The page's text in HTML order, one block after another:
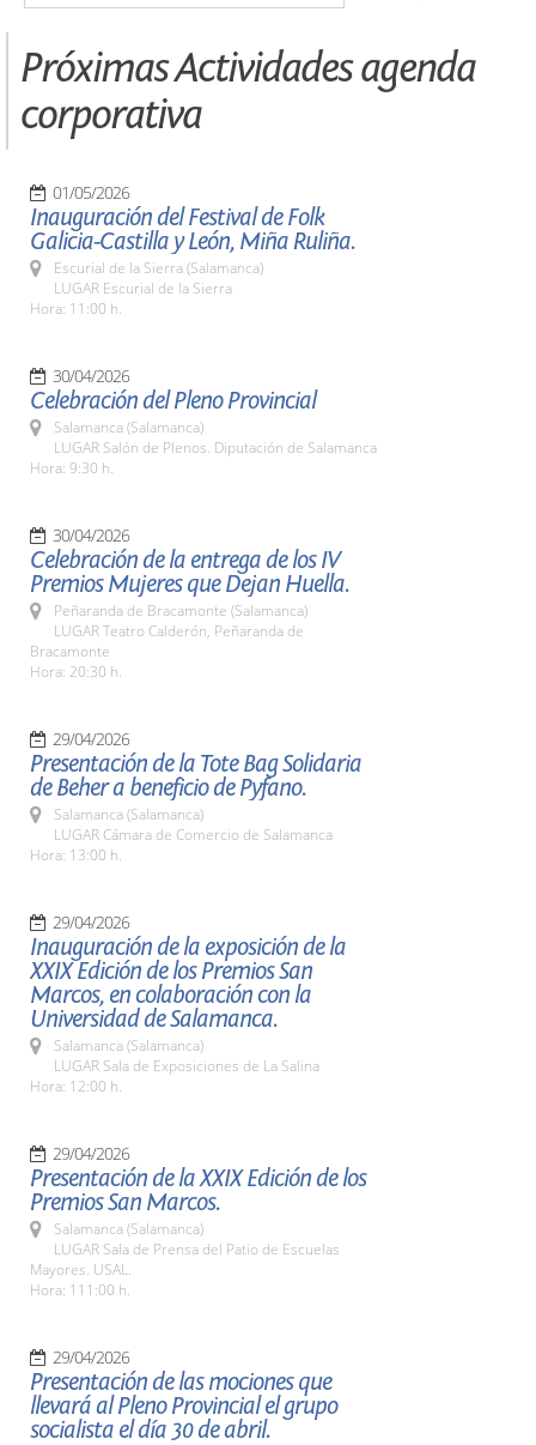
Próximas Actividades agenda
corporativa
01/05/2026
Inauguración del Festival de Folk
Galicia-Castilla y León, Miña Ruliña.
Escurial de la Sierra (Salamanca)
LUGAR Escurial de la Sierra
Hora: 11:00 h.
30/04/2026
Celebración del Pleno Provincial
Salamanca (Salamanca)
LUGAR Salón de Plenos. Diputación de Salamanca
Hora: 9:30 h.
30/04/2026
Celebración de la entrega de los IV
Premios Mujeres que Dejan Huella.
Peñaranda de Bracamonte (Salamanca)
LUGAR Teatro Calderón, Peñaranda de
Bracamonte
Hora: 20:30 h.
29/04/2026
Presentación de la Tote Bag Solidaria
de Beher a beneficio de Pyfano.
Salamanca (Salamanca)
LUGAR Cámara de Comercio de Salamanca
Hora: 13:00 h.
29/04/2026
Inauguración de la exposición de la
XXIX Edición de los Premios San
Marcos, en colaboración con la
Universidad de Salamanca.
Salamanca (Salamanca)
LUGAR Sala de Exposiciones de La Salina
Hora: 12:00 h.
29/04/2026
Presentación de la XXIX Edición de los
Premios San Marcos.
Salamanca (Salamanca)
LUGAR Sala de Prensa del Patio de Escuelas
Mayores. USAL.
Hora: 111:00 h.
29/04/2026
Presentación de las mociones que
llevará al Pleno Provincial el grupo
socialista el día 30 de abril.